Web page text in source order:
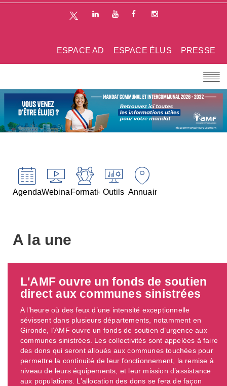
PRESSE
ESPACE ÉLUS
ESPACE AD
AgendaWebinairesFormationsOutils Annuaires
A la une
L'AMF ouvre un fonds de soutien
direct aux communes sinistrées
A l’heure où des feux d’une intensité exceptionnelle
sévissent dans plusieurs départements, notamment en
Gironde, l’AMF ouvre un fonds de soutien d’urgence aux
communes sinistrées. Les collectivités sont appelées à faire
des dons qui seront alloués aux communes touchées pour
permettre la continuité de leur fonctionnement, la remise à
niveau de leurs équipements, et leur mission d’assistance
aux populations. L’allocation des dons se fera de façon